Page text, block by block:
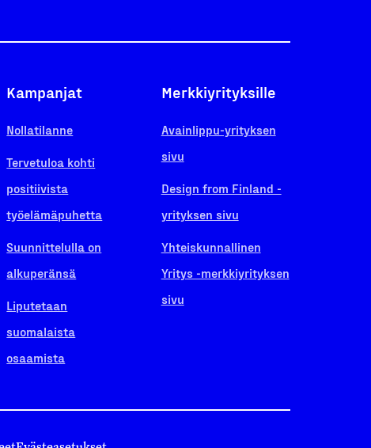
Kampanjat
Nollatilanne
Tervetuloa kohti
positiivista
työelämäpuhetta
Suunnittelulla on
alkuperänsä
Liputetaan
suomalaista
osaamista
Merkkiyrityksille
Avainlippu-yrityksen
sivu
Design from Finland -
yrityksen sivu
Yhteiskunnallinen
Yritys -merkkiyrityksen
sivu